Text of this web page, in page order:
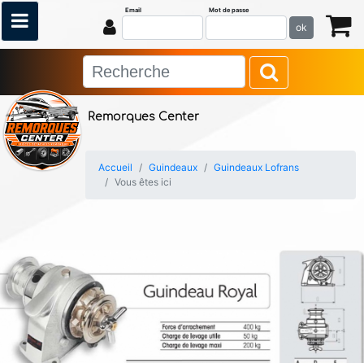
Remorques Center
Email Mot de passe
ok
Accueil Guindeaux
Guindeaux Lofrans
Vous êtes ici